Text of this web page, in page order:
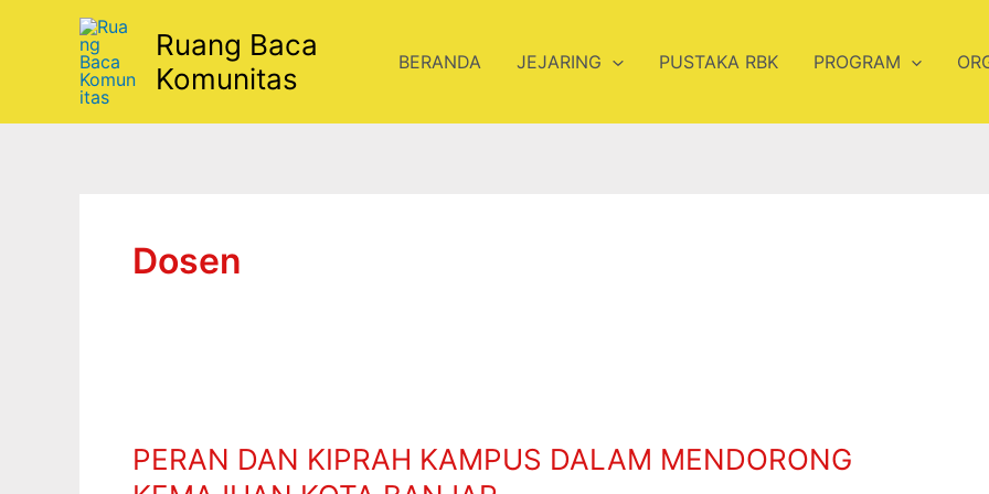
Ruang Baca
Komunitas
BERANDA JEJARING PUSTAKA RBK PROGRAM
Dosen
PERAN DAN KIPRAH KAMPUS DALAM MENDORONG
KIPRAH
KAMPUS